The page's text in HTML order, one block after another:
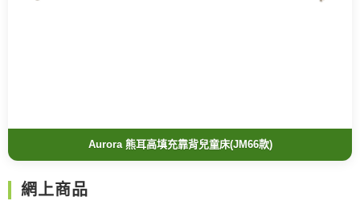
Aurora 熊耳高填充靠背兒童床(JM66款)
網上商品